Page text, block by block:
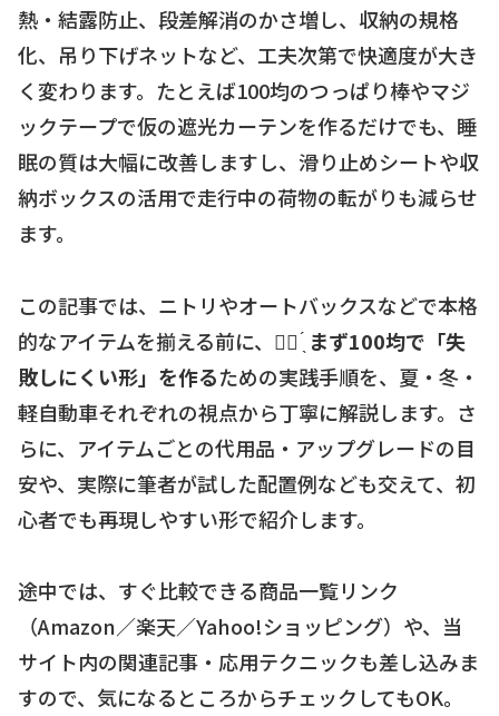
熱・結露防止、段差解消のかさ増し、収納の規格
化、吊り下げネットなど、工夫次第で快適度が大き
く変わります。たとえば100均のつっぱり棒やマジ
ックテープで仮の遮光カーテンを作るだけでも、睡
眠の質は大幅に改善しますし、滑り止めシートや収
納ボックスの活用で走行中の荷物の転がりも減らせ
ます。
この記事では、ニトリやオートバックスなどで本格
的なアイテムを揃える前に、☝🏻 ̖́ まず100均で「失
敗しにくい形」を作るための実践手順を、夏・冬・
軽自動車それぞれの視点から丁寧に解説します。さ
らに、アイテムごとの代用品・アップグレードの目
安や、実際に筆者が試した配置例なども交えて、初
心者でも再現しやすい形で紹介します。
途中では、すぐ比較できる商品一覧リンク
（Amazon／楽天／Yahoo!ショッピング）や、当
サイト内の関連記事・応用テクニックも差し込みま
すので、気になるところからチェックしてもOK。